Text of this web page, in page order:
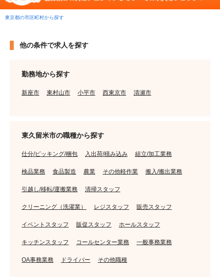
東京都の市区町村から探す
他の条件で求人を探す
勤務地から探す
新座市 東村山市 小平市 西東京市 清瀬市
東久留米市の職種から探す
仕分/ピッキング/梱包 入出荷/積み込み 組立/加工業務
検品業務 食品製造 農業 その他軽作業 搬入/搬出業務
引越し/移転/運搬業務 清掃スタッフ
クリーニング（洗濯業） レジスタッフ 販売スタッフ
イベントスタッフ 販促スタッフ ホールスタッフ
キッチンスタッフ コールセンター業務 一般事務業務
OA事務業務 ドライバー その他職種